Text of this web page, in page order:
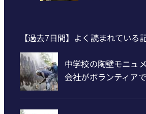
【過去7日間】よく読まれている